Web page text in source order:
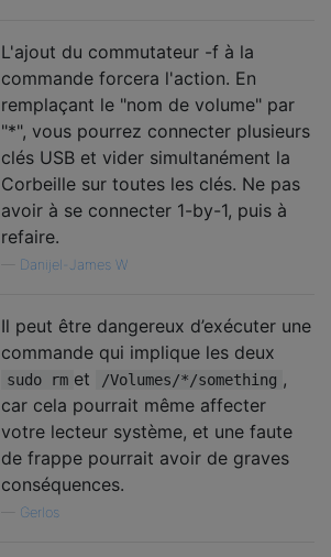
L'ajout du commutateur -f à la
commande forcera l'action. En
remplaçant le "nom de volume" par
"*", vous pourrez connecter plusieurs
clés USB et vider simultanément la
Corbeille sur toutes les clés. Ne pas
avoir à se connecter 1-by-1, puis à
refaire.
Danijel-James W
Il peut être dangereux d’exécuter une
commande qui implique les deux
sudo rm et /Volumes/*/something ,
car cela pourrait même affecter
votre lecteur système, et une faute
de frappe pourrait avoir de graves
conséquences.
Gerlos